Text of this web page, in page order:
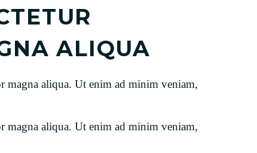
ALIQUA
magna aliqua. Ut enim ad minim veniam,
magna aliqua. Ut enim ad minim veniam,